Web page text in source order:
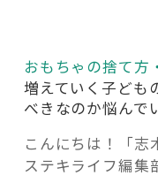
これから
おもちゃの捨て方
増えていく子ども
べきなのか悩ん
こんにちは！「志
ステキライフ編集